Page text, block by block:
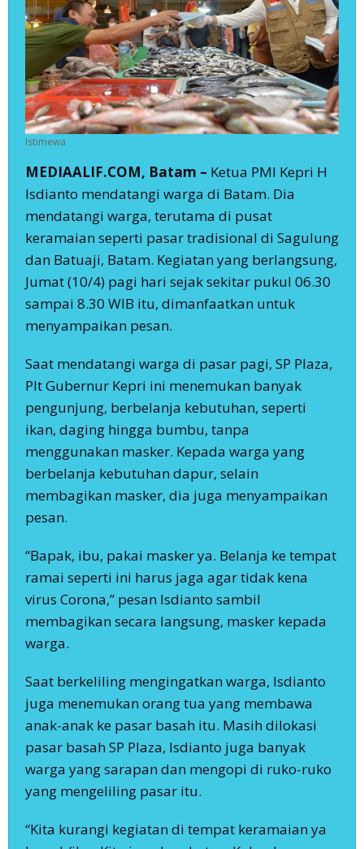
Istimewa
MEDIAALIF.COM, Batam – Ketua PMI Kepri H
Isdianto mendatangi warga di Batam. Dia
mendatangi warga, terutama di pusat
keramaian seperti pasar tradisional di Sagulung
dan Batuaji, Batam. Kegiatan yang berlangsung,
Jumat (10/4) pagi hari sejak sekitar pukul 06.30
sampai 8.30 WIB itu, dimanfaatkan untuk
menyampaikan pesan.
Saat mendatangi warga di pasar pagi, SP Plaza,
Plt Gubernur Kepri ini menemukan banyak
pengunjung, berbelanja kebutuhan, seperti
ikan, daging hingga bumbu, tanpa
menggunakan masker. Kepada warga yang
berbelanja kebutuhan dapur, selain
membagikan masker, dia juga menyampaikan
pesan.
“Bapak, ibu, pakai masker ya. Belanja ke tempat
ramai seperti ini harus jaga agar tidak kena
virus Corona,” pesan Isdianto sambil
membagikan secara langsung, masker kepada
warga.
Saat berkeliling mengingatkan warga, Isdianto
juga menemukan orang tua yang membawa
anak-anak ke pasar basah itu. Masih dilokasi
pasar basah SP Plaza, Isdianto juga banyak
warga yang sarapan dan mengopi di ruko-ruko
yang mengeliling pasar itu.
“Kita kurangi kegiatan di tempat keramaian ya